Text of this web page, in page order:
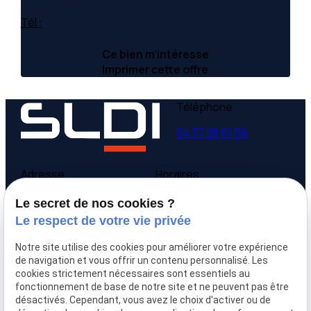
Tél :
Ce bien m’intéresse
Imprimer cette offre
Téléphone
04 37 28 61 56
Adresse
9 avenue Victor Hugo
69160 Tassin la Demi-
Lune
Horaires
Lundi - Vendredi
09:00-12:00,
Accueil
Qui sommes-nous
Nos biens
Le secret de nos cookies ?
Le respect de votre vie privée
Notre site utilise des cookies pour améliorer votre expérience
de navigation et vous offrir un contenu personnalisé. Les
cookies strictement nécessaires sont essentiels au
fonctionnement de base de notre site et ne peuvent pas être
désactivés. Cependant, vous avez le choix d'activer ou de